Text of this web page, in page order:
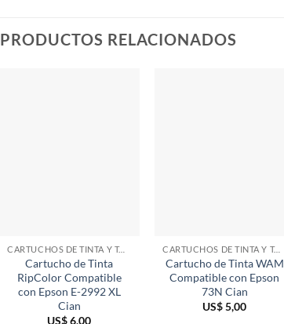
PRODUCTOS RELACIONADOS
CARTUCHOS DE TINTA Y TÓNER
Cartucho de Tinta
RipColor Compatible
con Epson E-2992 XL
Cian
US$6,00
CARTUCHOS DE TINTA Y TÓNER
Cartucho de Tinta WAM
Compatible con Epson
73N Cian
US$5,00